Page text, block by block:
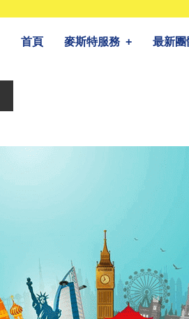
首頁 麥斯特服務 + 最新團